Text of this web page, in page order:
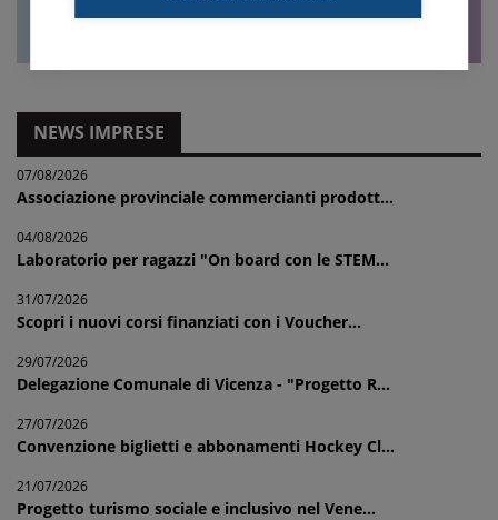
NEWS IMPRESE
07/08/2026
Associazione provinciale commercianti prodott...
04/08/2026
Laboratorio per ragazzi "On board con le STEM...
31/07/2026
Scopri i nuovi corsi finanziati con i Voucher...
29/07/2026
Delegazione Comunale di Vicenza - "Progetto R...
27/07/2026
Convenzione biglietti e abbonamenti Hockey Cl...
21/07/2026
Progetto turismo sociale e inclusivo nel Vene...